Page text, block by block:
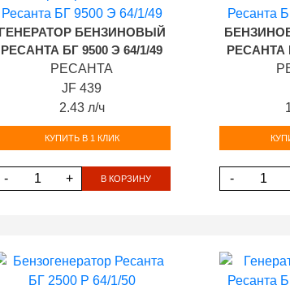
ГЕНЕРАТОР БЕНЗИНОВЫЙ
РЕСАНТА БГ 9500 Э 64/1/49
РЕСАНТА
JF 439
2.43 л/ч
КУПИТЬ В 1 КЛИК
- + В КОРЗИНУ
РЕСАНТА
-